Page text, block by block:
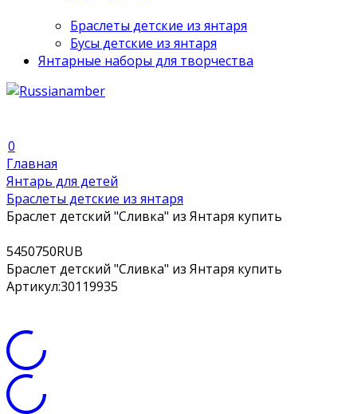
Браслеты детские из янтаря
Бусы детские из янтаря
Янтарные наборы для творчества
0
Главная
Янтарь для детей
Браслеты детские из янтаря
Браслет детский "Сливка" из Янтаря купить
5450750RUB
Браслет детский "Сливка" из Янтаря купить
Артикул:30119935